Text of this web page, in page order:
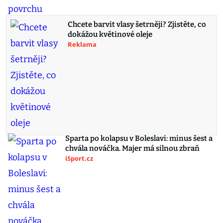
Chcete barvit vlasy šetrněji? Zjistěte, co
dokážou květinové oleje
Reklama
Sparta po kolapsu v Boleslavi: minus šest a
chvála nováčka. Majer má silnou zbraň
iSport.cz